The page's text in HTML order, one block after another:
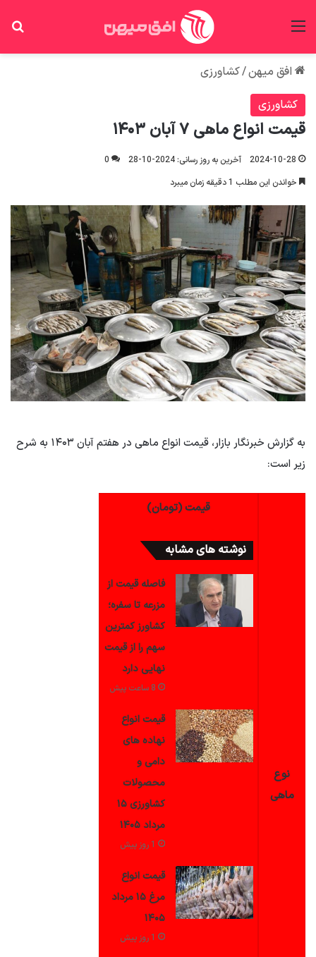
افق میهن/کشاورزی
کشاورزی
قیمت انواع ماهی ۷ آبان ۱۴۰۳
2024-10-28 آخرین به روز رسانی: 2024-10-28
0
خواندن این مطلب 1 دقیقه زمان میبرد
به گزارش خبرنگار بازار، قیمت انواع ماهی در هفتم آبان ۱۴۰۳ به شرح
زیر است:
نوع
ماهی
قیمت (تومان)
نوشته های مشابه
فاصله قیمت از
مزرعه تا سفره؛
کشاورز کمترین
سهم را از قیمت
نهایی دارد
8 ساعت پیش
قیمت انواع
نهاده های
دامی و
محصولات
کشاورزی ۱۵
مرداد ۱۴۰۵
1 روز پیش
قیمت انواع
مرغ ۱۵ مرداد
۱۴۰۵
1 روز پیش